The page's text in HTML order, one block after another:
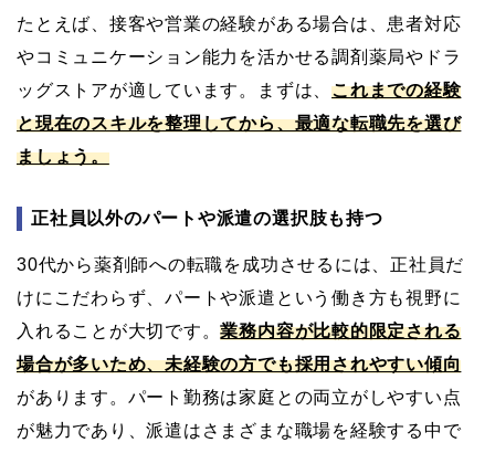
たとえば、接客や営業の経験がある場合は、患者対応
やコミュニケーション能力を活かせる調剤薬局やドラ
ッグストアが適しています。まずは、これまでの経験
と現在のスキルを整理してから、最適な転職先を選び
ましょう。
正社員以外のパートや派遣の選択肢も持つ
30代から薬剤師への転職を成功させるには、正社員だ
けにこだわらず、パートや派遣という働き方も視野に
入れることが大切です。業務内容が比較的限定される
場合が多いため、未経験の方でも採用されやすい傾向
があります。パート勤務は家庭との両立がしやすい点
が魅力であり、派遣はさまざまな職場を経験する中で